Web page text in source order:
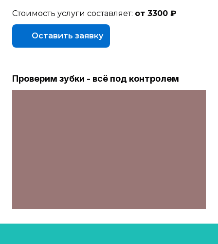
Стоимость услуги составляет: от 3300 ₽
Оставить заявку
Проверим зубки - всё под контролем